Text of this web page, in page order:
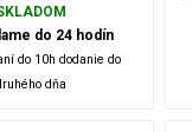
do 24 hodín
do 10h dodanie do
dňa